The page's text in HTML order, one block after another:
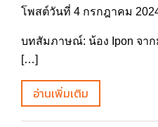
โพสต์วันที่ 4 กรกฎาคม
บทสัมภาษณ์: น้อง Ipon จา
[…]
อ่านเพิ่มเติม